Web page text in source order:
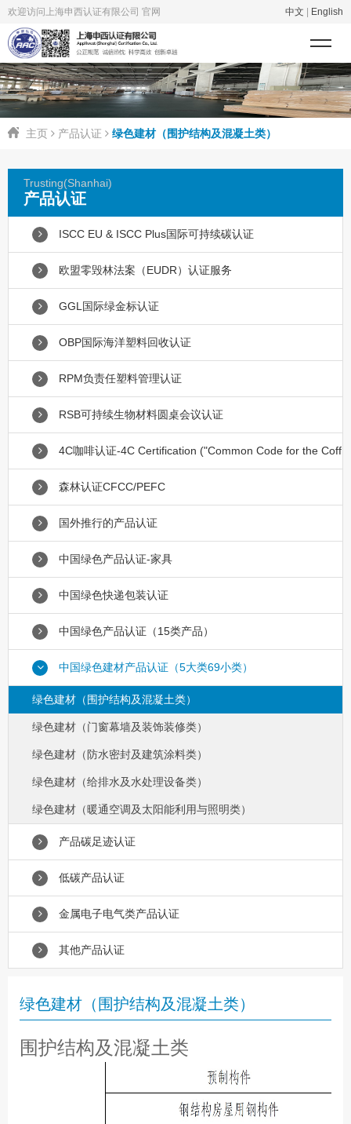
欢迎访问上海申西认证有限公司 官网 中文 English
主页 产品认证 绿色建材（围护结构及混凝土类）
Trusting(Shanhai)
产品认证
ISCC EU & ISCC Plus国际可持续碳认证
欧盟零毁林法案（EUDR）认证服务
GGL国际绿金标认证
OBP国际海洋塑料回收认证
RPM负责任塑料管理认证
RSB可持续生物材料圆桌会议认证
4C咖啡认证-4C Certification ("Common Code for the Coff
森林认证CFCC/PEFC
国外推行的产品认证
中国绿色产品认证-家具
中国绿色快递包装认证
中国绿色产品认证（15类产品）
中国绿色建材产品认证（5大类69小类）
绿色建材（围护结构及混凝土类）
绿色建材（门窗幕墙及装饰装修类）
绿色建材（防水密封及建筑涂料类）
绿色建材（给排水及水处理设备类）
绿色建材（暖通空调及太阳能利用与照明类）
产品碳足迹认证
低碳产品认证
金属电子电气类产品认证
其他产品认证
绿色建材（围护结构及混凝土类）
围护结构及混凝土类